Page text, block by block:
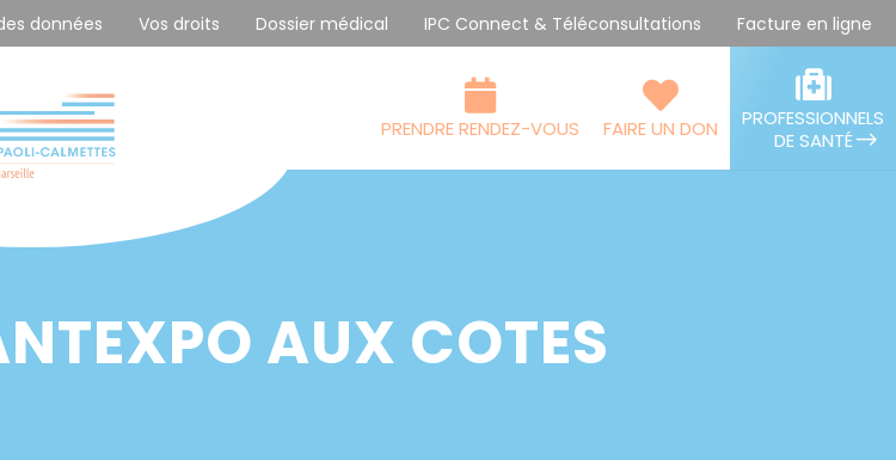
données Vos droits Dossier médical IPC Connect & Téléconsultations Facture en ligne
PROFESSIONNELS
DE SANTÉ
FAIRE UN DON
PRENDRE RENDEZ-VOUS
AUX COTES